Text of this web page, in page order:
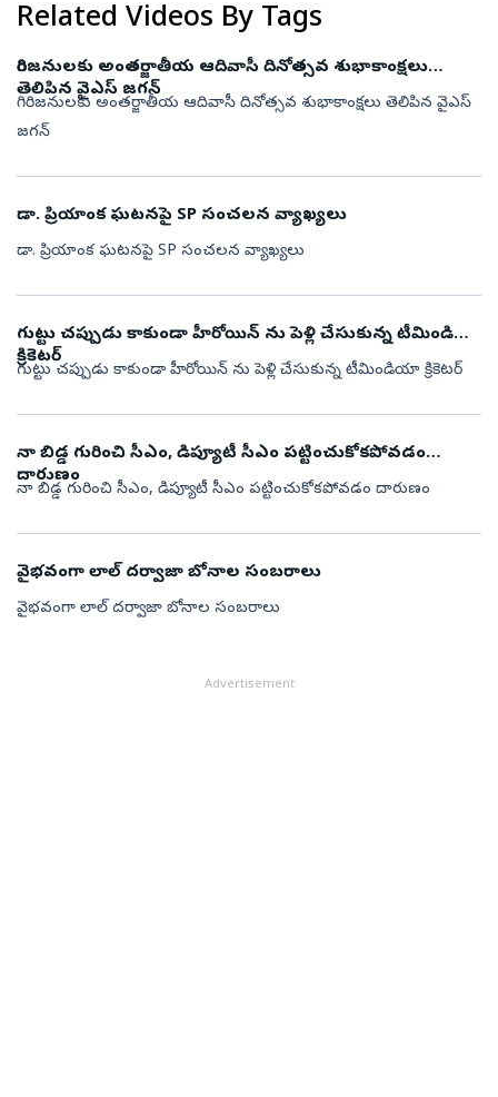
Related Videos By Tags
గిరిజనులకు అంతర్జాతీయ ఆదివాసీ దినోత్సవ శుభాకాంక్షలు
తెలిపిన వైఎస్ జగన్
గిరిజనులకు అంతర్జాతీయ ఆదివాసీ దినోత్సవ శుభాకాంక్షలు తెలిపిన వైఎస్
జగన్
డా. ప్రియాంక ఘటనపై SP సంచలన వ్యాఖ్యలు
డా. ప్రియాంక ఘటనపై SP సంచలన వ్యాఖ్యలు
గుట్టు చప్పుడు కాకుండా హీరోయిన్ ను పెళ్లి చేసుకున్న టీమిండియా
క్రికెటర్
గుట్టు చప్పుడు కాకుండా హీరోయిన్ ను పెళ్లి చేసుకున్న టీమిండియా క్రికెటర్
నా బిడ్డ గురించి సీఎం, డిప్యూటీ సీఎం పట్టించుకోకపోవడం
దారుణం
నా బిడ్డ గురించి సీఎం, డిప్యూటీ సీఎం పట్టించుకోకపోవడం దారుణం
వైభవంగా లాల్ దర్వాజా బోనాల సంబరాలు
వైభవంగా లాల్ దర్వాజా బోనాల సంబరాలు
Advertisement